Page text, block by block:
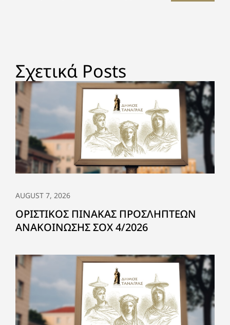
Σχετικά Posts
AUGUST 7, 2026
ΟΡΙΣΤΙΚΟΣ ΠΙΝΑΚΑΣ ΠΡΟΣΛΗΠΤΕΩΝ
ΑΝΑΚΟΙΝΩΣΗΣ ΣΟΧ 4/2026